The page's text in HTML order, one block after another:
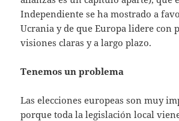
Independiente se ha mostrado a
Ucrania y de que Europa lidere con
visiones claras y a largo plazo.
Tenemos un problema
Las elecciones europeas son muy
porque toda la legislación local